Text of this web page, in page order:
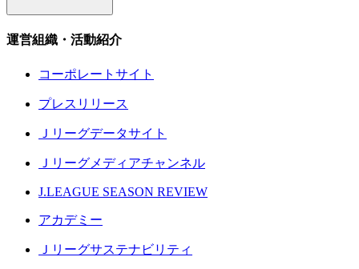
運営組織・活動紹介
コーポレートサイト
プレスリリース
Ｊリーグデータサイト
Ｊリーグメディアチャンネル
J.LEAGUE SEASON REVIEW
アカデミー
Ｊリーグサステナビリティ